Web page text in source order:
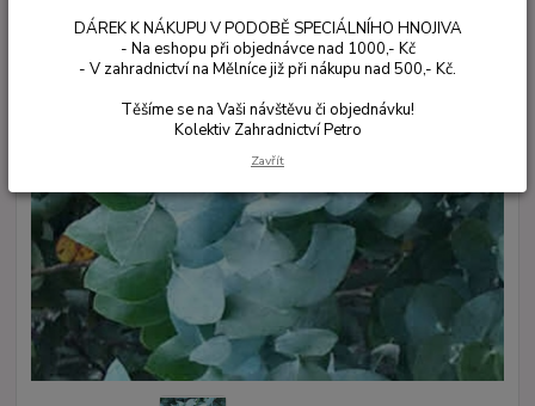
DÁREK K NÁKUPU V PODOBĚ SPECIÁLNÍHO HNOJIVA
- Na eshopu při objednávce nad 1000,- Kč
- V zahradnictví na Mělníce již při nákupu nad 500,- Kč.
Těšíme se na Vaši návštěvu či objednávku!
Kolektiv Zahradnictví Petro
Zavřít